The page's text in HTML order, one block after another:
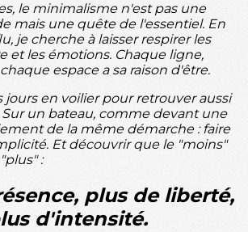
le minimalisme n'est pas une
mais une quête de l'essentiel. En
je cherche à laisser respirer les
et les émotions. Chaque ligne,
espace a sa raison d'être.
jours en voilier pour retrouver aussi
un bateau, comme devant une
de la même démarche : faire
Et découvrir que le "moins"
:
plus de liberté,
d'intensité.